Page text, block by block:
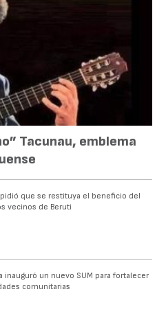
Tacunau, emblema
que se restituya el beneficio del
vecinos de Beruti
inauguró un nuevo SUM para fortalecer
comunitarias